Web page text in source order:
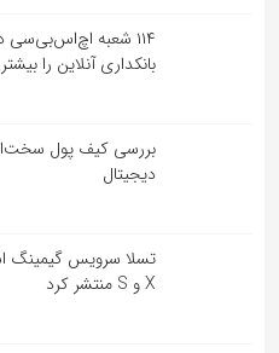
۱۱۴ شعبه اچ‌اس‌بی‌سی
بانکداری آنلاین را
بررسی کیف‌ پول
دیجیتال
تسلا سرویس گیمینگ
X و S منتشر کرد